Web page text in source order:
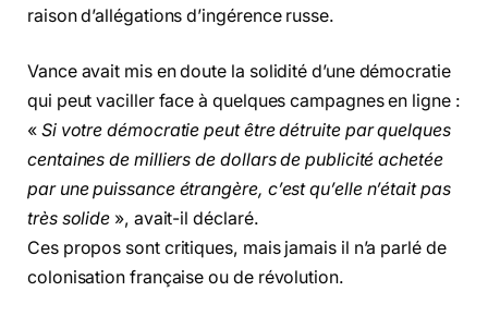
raison d’allégations d’ingérence russe.
Vance avait mis en doute la solidité d’une démocratie
qui peut vaciller face à quelques campagnes en ligne :
« Si votre démocratie peut être détruite par quelques
centaines de milliers de dollars de publicité achetée
par une puissance étrangère, c’est qu’elle n’était pas
très solide », avait-il déclaré.
Ces propos sont critiques, mais jamais il n’a parlé de
colonisation française ou de révolution.